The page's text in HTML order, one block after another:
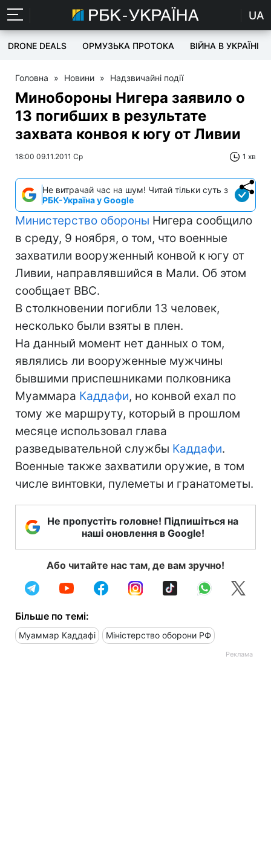
UA
DRONE DEALS ОРМУЗЬКА ПРОТОКА ВІЙНА В УКРАЇНІ
Головна » Новини » Надзвичайні події
Минобороны Нигера заявило о
13 погибших в результате
захвата конвоя к югу от Ливии
18:00 09.11.2011 Ср 1 хв
Не витрачай час на шум! Читай тільки суть з
РБК-Україна у Google
Министерство обороны Нигера сообщило
в среду, 9 ноября, о том, что военные
захватили вооруженный конвой к югу от
Ливии, направлявшийся в Мали. Об этом
сообщает ВВС.
В столкновении погибли 13 человек,
несколько были взяты в плен.
На данный момент нет данных о том,
являлись ли вооруженные мужчины
бывшими приспешниками полковника
Муаммара Каддафи, но конвой ехал по
тому же маршруту, который в прошлом
месяце использовал глава
разведывательной службы Каддафи.
Военные также захватили оружие, в том
числе винтовки, пулеметы и гранатометы.
Не пропустіть головне! Підпишіться на
наші оновлення в Google!
Або читайте нас там, де вам зручно!
Більше по темі:
Муаммар Каддафі Міністерство оборони РФ